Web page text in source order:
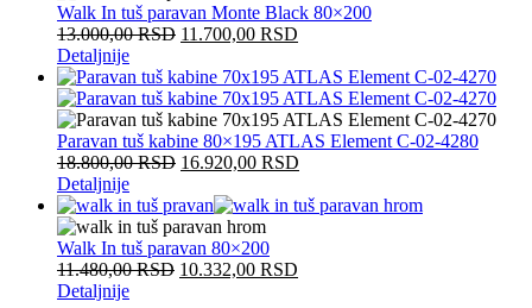
Walk In tuš paravan Monte Black 80×200
13.000,00RSD 11.700,00 RSD
Detaljnije
Paravan tuš kabine 80×195 ATLAS Element C-02-4280
18.800,00RSD 16.920,00 RSD
Detaljnije
Walk In tuš paravan 80×200
11.480,00RSD 10.332,00 RSD
Detaljnije